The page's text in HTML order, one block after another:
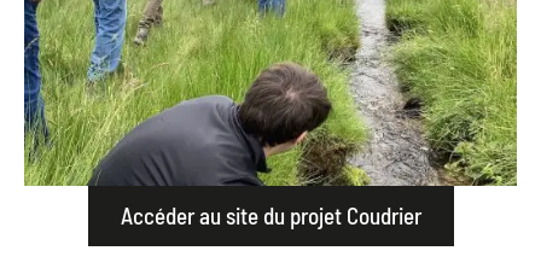
Accéder au site du projet Coudrier